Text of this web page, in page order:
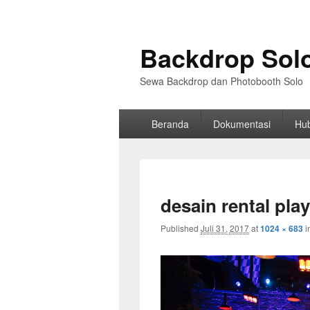
Backdrop
Sewa Backdrop dan Photobooth Solo
Beranda Dokumentasi
desain rental
Published Juli 31, 2017at1024 × 683